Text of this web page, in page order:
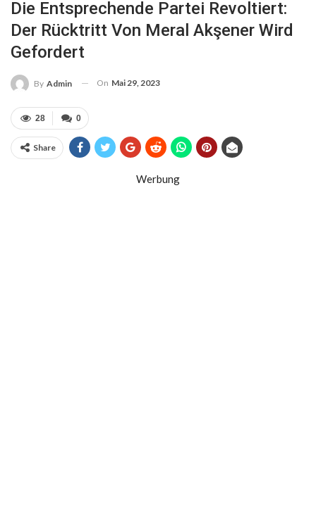
Die Entsprechende Partei Revoltiert:
Der Rücktritt Von Meral Akşener Wird
Gefordert
By Admin On Mai 29, 2023
0
28
Share
Werbung